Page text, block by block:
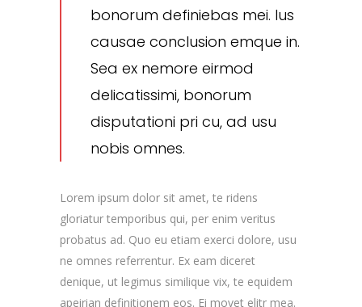
bonorum definiebas mei. Ius
causae conclusion emque in.
Sea ex nemore eirmod
delicatissimi, bonorum
disputationi pri cu, ad usu
nobis omnes.
Lorem ipsum dolor sit amet, te ridens
gloriatur temporibus qui, per enim veritus
probatus ad. Quo eu etiam exerci dolore, usu
ne omnes referrentur. Ex eam diceret
denique, ut legimus similique vix, te equidem
apeirian definitionem eos. Ei movet elitr mea.